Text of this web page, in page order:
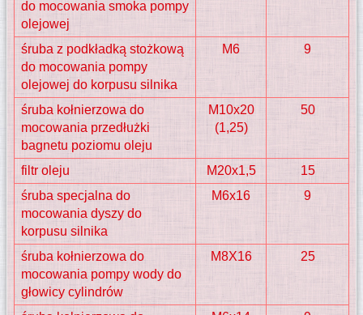
do mocowania smoka pompy
olejowej
śruba z podkładką stożkową
do mocowania pompy
olejowej do korpusu silnika
M6 9
śruba kołnierzowa do
mocowania przedłużki
bagnetu poziomu oleju
M10x20
(1,25)
50
filtr oleju M20x1,5
15
śruba specjalna do
mocowania dyszy do
korpusu silnika
M6x16 9
śruba kołnierzowa do
mocowania pompy wody do
głowicy cylindrów
M8X16 25